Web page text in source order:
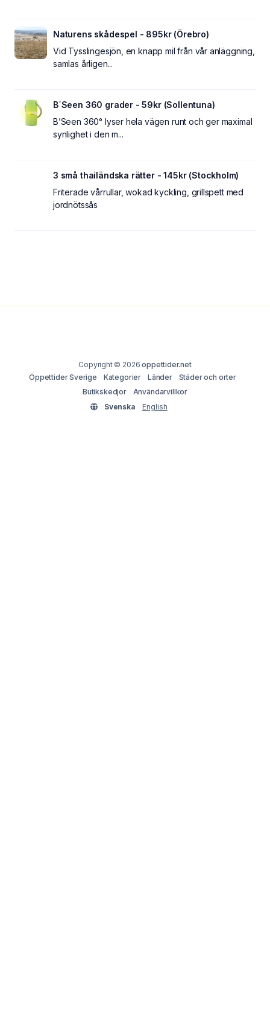
Naturens skådespel - 895kr (Örebro)
Vid Tysslingesjön, en knapp mil från vår anläggning,
samlas årligen...
B´Seen 360 grader - 59kr (Sollentuna)
B’Seen 360° lyser hela vägen runt och ger maximal
synlighet i den m...
3 små thailändska rätter - 145kr (Stockholm)
Friterade vårrullar, wokad kyckling, grillspett med
jordnötssås
Copyright © 2026oppettider.net
Öppettider Sverige
Kategorier Länder
Städer och orter
Butikskedjor
Användarvillkor
Svenska
English